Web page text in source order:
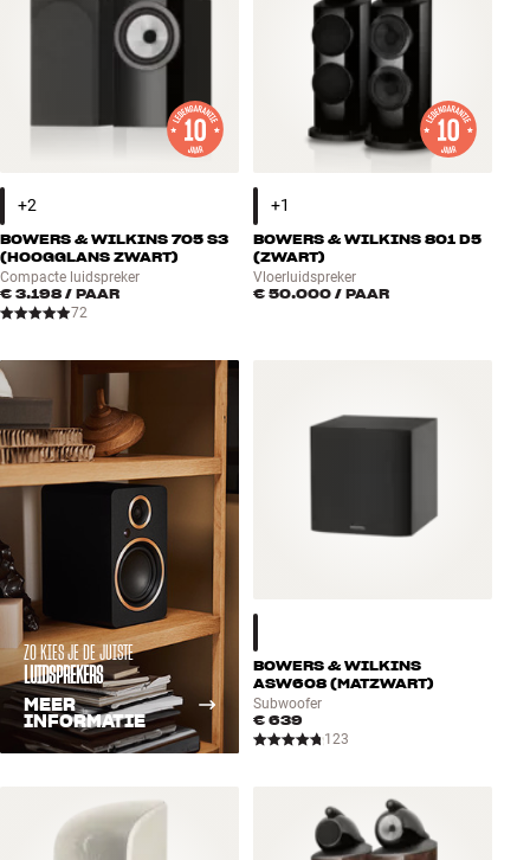
BOWERS & WILKINS 705 S3
(HOOGGLANS ZWART)
Compacte luidspreker
€ 3.198 / PAAR
72
BOWERS & WILKINS 801 D5
(ZWART)
Vloerluidspreker
€ 50.000 / PAAR
ZO KIES JE DE JUISTE
LUIDSPREKERS
MEER
INFORMATIE
BOWERS & WILKINS
ASW608 (MATZWART)
Subwoofer
€ 639
123